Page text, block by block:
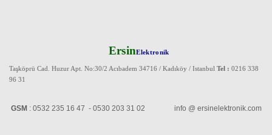
ErsinElektronik
Taşköprü Cad. Huzur Apt. No:30/2 Acıbadem 34716 / Kadıköy / Istanbul Tel : 0216 338
96 31
GSM : 0532 235 16 47 - 0530 203 31 02 info @ ersinelektronik.com